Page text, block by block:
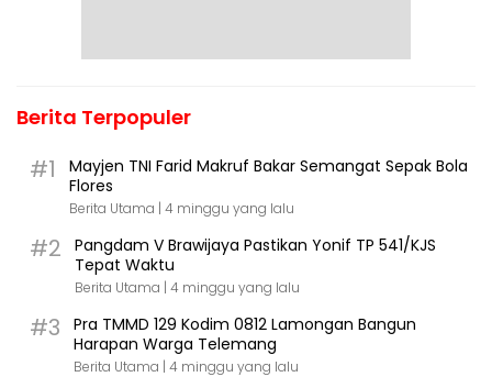
Berita Terpopuler
#1
Mayjen TNI Farid Makruf Bakar Semangat Sepak Bola
Flores
Berita Utama | 4 minggu yang lalu
#2
Pangdam V Brawijaya Pastikan Yonif TP 541/KJS
Tepat Waktu
Berita Utama | 4 minggu yang lalu
#3
Pra TMMD 129 Kodim 0812 Lamongan Bangun
Harapan Warga Telemang
Berita Utama | 4 minggu yang lalu